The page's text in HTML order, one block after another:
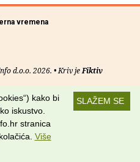
vremena
d.o.o. 2026. • Kriv jeFiktiv
korištenja• RSS kanali
SLAŽEM SE
kako bi
iskustvo.
stranica
Više